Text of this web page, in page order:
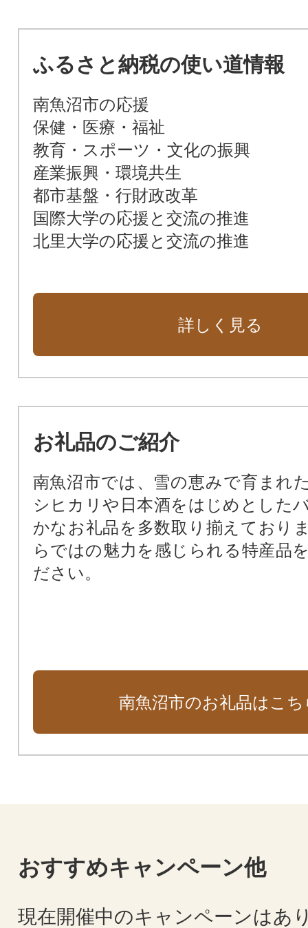
ふるさと納税の使い道情報
南魚沼市の応援
保健・医療・福祉
教育・スポーツ・文化の振興
産業振興・環境共生
都市基盤・行財政改革
国際大学の応援と交流の推進
北里大学の応援と交流の推進
詳しく見る
お礼品のご紹介
南魚沼市では、雪の恵みで育まれ
シヒカリや日本酒をはじめとした
かなお礼品を多数取り揃えており
らではの魅力を感じられる特産品
ださい。
南魚沼市のお礼品はこち
おすすめキャンペーン他
現在開催中のキャンペーンはあ